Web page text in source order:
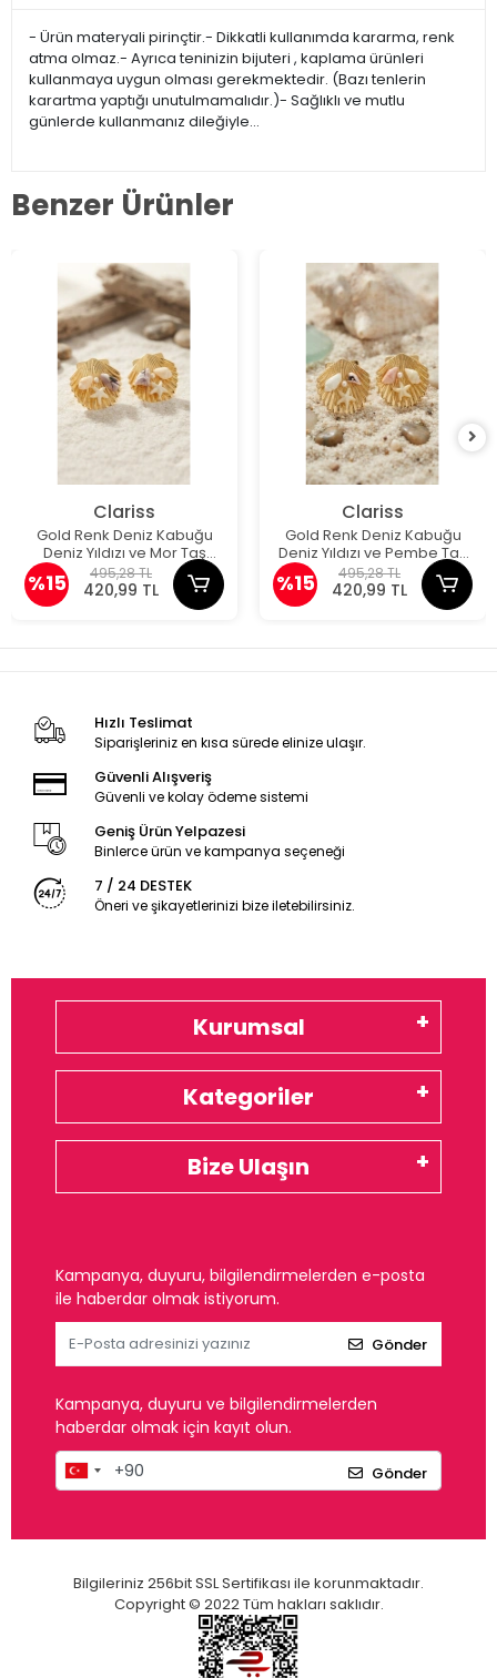
- Ürün materyali pirinçtir.- Dikkatli kullanımda kararma, renk
atma olmaz.- Ayrıca teninizin bijuteri , kaplama ürünleri
kullanmaya uygun olması gerekmektedir. (Bazı tenlerin
karartma yaptığı unutulmamalıdır.)- Sağlıklı ve mutlu
günlerde kullanmanız dileğiyle…
Benzer Ürünler
Clariss
Gold Renk Deniz Kabuğu
Deniz Yıldızı ve Mor Taş
Detaylı Küpe
%15 495,28 TL
420,99 TL
Clariss
Gold Renk Deniz Kabuğu
Deniz Yıldızı ve Pembe Taş
Detaylı Küpe
%15 495,28 TL
420,99 TL
Hızlı Teslimat
Siparişleriniz en kısa sürede elinize ulaşır.
Güvenli Alışveriş
Güvenli ve kolay ödeme sistemi
Geniş Ürün Yelpazesi
Binlerce ürün ve kampanya seçeneği
7 / 24 DESTEK
Öneri ve şikayetlerinizi bize iletebilirsiniz.
Kurumsal
Kategoriler
Bize Ulaşın
Kampanya, duyuru, bilgilendirmelerden e-posta
ile haberdar olmak istiyorum.
Gönder
Kampanya, duyuru ve bilgilendirmelerden
haberdar olmak için kayıt olun.
Gönder
Bilgileriniz 256bit SSL Sertifikası ile korunmaktadır.
Copyright © 2022 Tüm hakları saklıdır.